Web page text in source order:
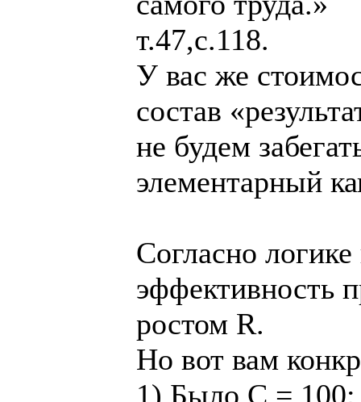
т.47,с.118.
У вас же
состав
не будем
элементарный
Согласно
эффективность
ростом R.
Но вот вам
1) Было C =